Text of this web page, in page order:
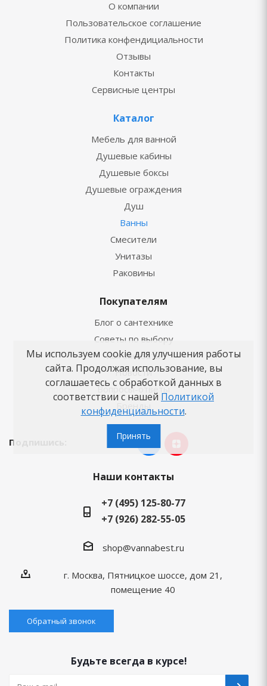
О компании
Пользовательское соглашение
Политика конфендициальности
Отзывы
Контакты
Сервисные центры
Каталог
Мебель для ванной
Душевые кабины
Душевые боксы
Душевые ограждения
Душ
Ванны
Смесители
Унитазы
Раковины
Покупателям
Блог о сантехнике
Советы по выбору
Как заказать
Новости
Вопросы-ответы
Подпишись:
Наши контакты
+7 (495) 125-80-77
+7 (926) 282-55-05
shop@vannabest.ru
г. Москва, Пятницкое шоссе, дом 21,
помещение 40
Обратный звонок
Будьте всегда в курсе!
Мы используем cookie для улучшения работы
сайта. Продолжая использование, вы
соглашаетесь с обработкой данных в
соответствии с нашей Политикой
конфиденциальности.
Принять